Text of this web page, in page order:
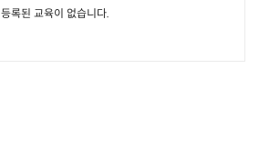
등록된 교육이 없습니다.